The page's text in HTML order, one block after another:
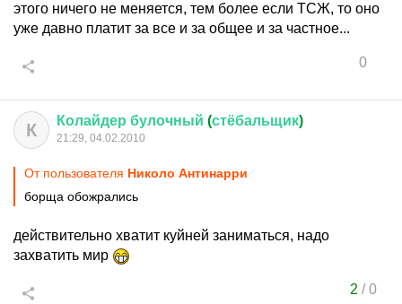
этого ничего не меняется, тем более если ТСЖ, то оно
уже давно платит за все и за общее и за частное...
0
К Колайдер булочный (стёбальщик)
21:29, 04.02.2010
От пользователя Николо Антинарри
борща обожрались
действительно хватит куйней заниматься, надо
захватить мир
2 /0